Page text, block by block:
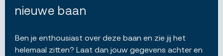
nieuwe baan
Ben je enthousiast over deze baan en zie jij het
helemaal zitten? Laat dan jouw gegevens achter en